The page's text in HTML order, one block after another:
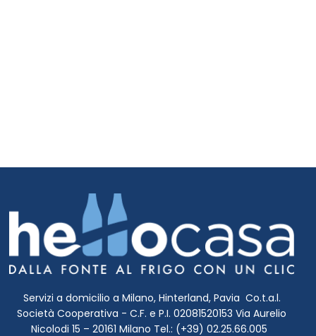
Servizi a domicilio a Milano, Hinterland, Pavia Co.t.a.l.
Società Cooperativa - C.F. e P.I. 02081520153 Via Aurelio
Nicolodi 15 – 20161 Milano Tel.: (+39) 02.25.66.005